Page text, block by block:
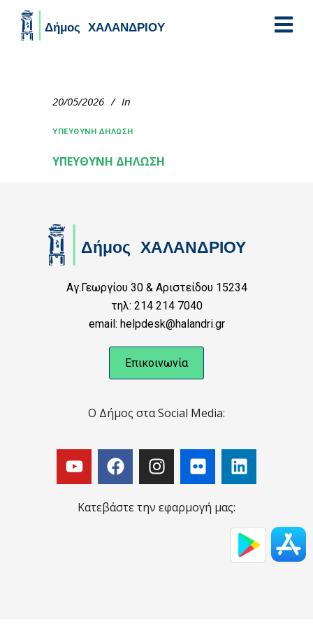
20/05/2026 In
ΥΠΕΥΘΥΝΗ ΔΗΛΩΣΗ
ΥΠΕΥΘΥΝΗ ΔΗΛΩΣΗ
Αγ.Γεωργίου 30 & Αριστείδου 15234
τηλ: 214 214 7040
email: helpdesk@halandri.gr
Επικοινωνία
Ο Δήμος στα Social Media:
Κατεβάστε την εφαρμογή μας: